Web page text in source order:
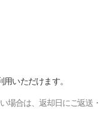
いただけます。
場合は、返却日にご返送・